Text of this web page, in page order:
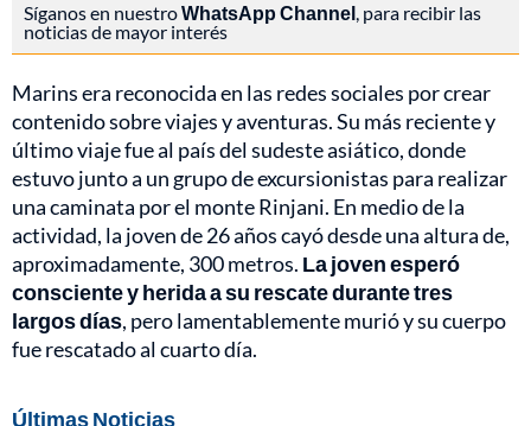
Síganos en nuestroWhatsApp Channel, para recibir las
noticias de mayor interés
Marins era reconocida en las redes sociales por crear
contenido sobre viajes y aventuras. Su más reciente y
último viaje fue al país del sudeste asiático, donde
estuvo junto a un grupo de excursionistas para realizar
una caminata por el monte Rinjani. En medio de la
actividad, la joven de 26 años cayó desde una altura de,
aproximadamente, 300 metros. La joven esperó
consciente y herida a su rescate durante tres
largos días, pero lamentablemente murió y su cuerpo
fue rescatado al cuarto día.
Últimas Noticias